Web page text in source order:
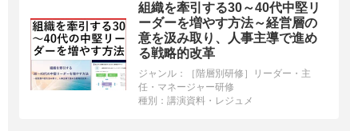
組織を牽引する30～40代中堅リ
ーダーを増やす方法～経営層の
意を汲み取り、人事主導で進め
る戦略的改革
ジャンル：
［階層別研修］リーダー・主
任・マネージャー研修
種別： 講演資料・レジュメ